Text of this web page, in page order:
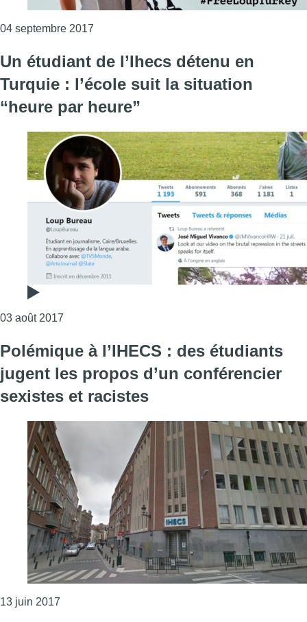
04 septembre 2017
Un étudiant de l’Ihecs détenu en
Turquie : l’école suit la situation
“heure par heure”
03 août 2017
Polémique à l’IHECS : des étudiants
jugent les propos d’un conférencier
sexistes et racistes
13 juin 2017